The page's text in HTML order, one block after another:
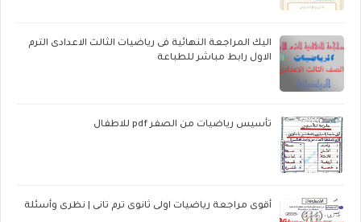
اليك المراجعة النهائية فى رياضيات الثالث الاعدادى الترم
الاول رابط مباشر للطباعة
تأسيس رياضيات من الصفر pdf للاطفال
أقوى مراجعة رياضيات اولى ثانوى ترم تانى | نظرى وأسئلة